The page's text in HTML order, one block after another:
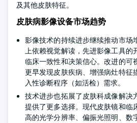
及其他皮肤特征。
皮肤病影像设备市场趋势
影像技术的持续进步继续推动市场
上依赖视觉解读，先进影像工具的
临床一致性和决策信心。改进的可
更早发现皮肤疾病、增强病灶特征
入性诊断程序（如活检）需求。
技术进步也拓展了皮肤科成像解决
提供了更多选择。现代皮肤镜和临
高的光学分辨率、偏振光照明、数